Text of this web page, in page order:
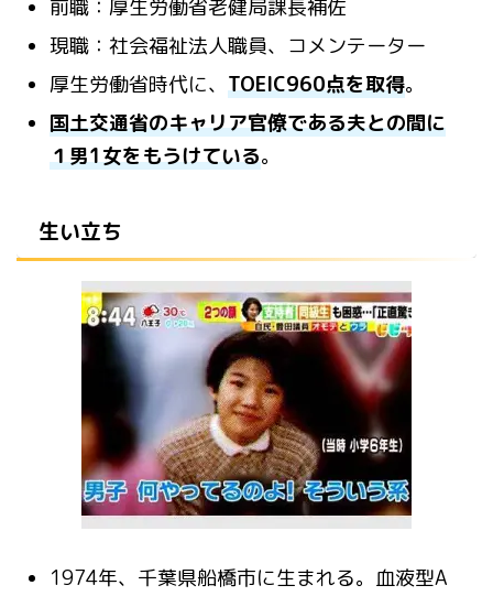
前職：厚生労働省老健局課長補佐
現職：社会福祉法人職員、コメンテーター
厚生労働省時代に、 TOEIC960点を取得。
国土交通省のキャリア官僚である夫との間に
１男1女をもうけている。
生い立ち
1974年、千葉県船橋市に生まれる。血液型A